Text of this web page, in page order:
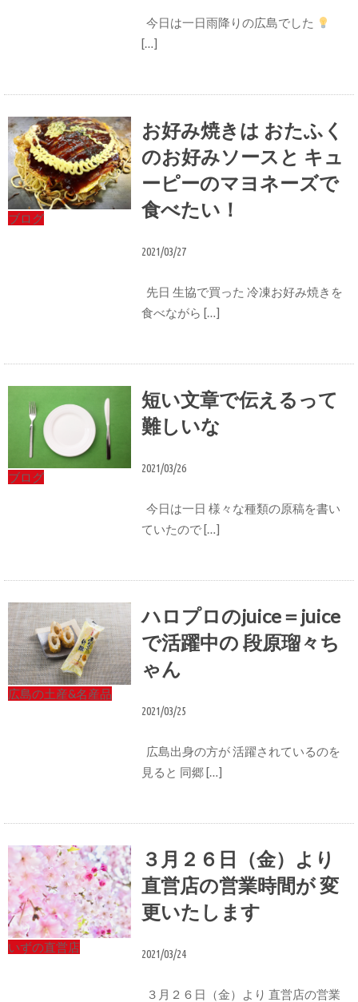
今日は一日雨降りの広島でした
[…]
ブログ
お好み焼きは おたふく
のお好みソースと キュ
ーピーのマヨネーズで
食べたい！
2021/03/27
先日 生協で買った 冷凍お好み焼きを
食べながら […]
ブログ
短い文章で伝えるって
難しいな
2021/03/26
今日は一日 様々な種類の原稿を書い
ていたので […]
広島の土産&名産品
ハロプロのjuice＝juice
で活躍中の 段原瑠々ち
ゃん
2021/03/25
広島出身の方が 活躍されているのを
見ると 同郷 […]
いずの直営店
３月２６日（金）より
直営店の営業時間が 変
更いたします
2021/03/24
３月２６日（金）より 直営店の営業